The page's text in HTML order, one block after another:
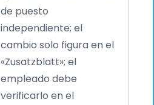
de puesto
independiente; el
cambio solo figura en el
«Zusatzblatt»; el
empleado debe
verificarlo en el